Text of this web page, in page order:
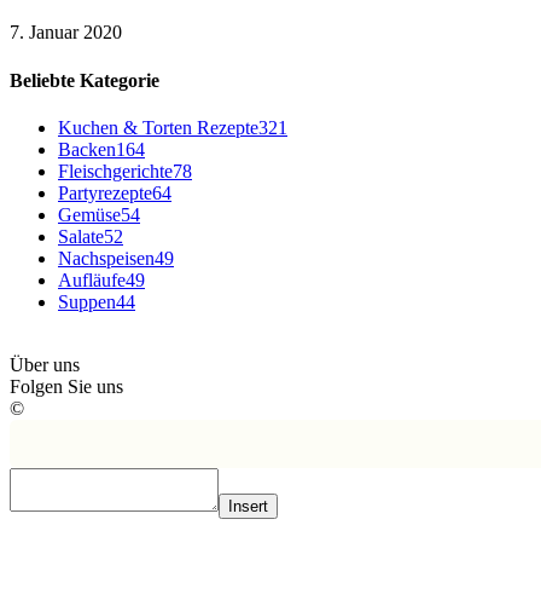
7. Januar 2020
Beliebte Kategorie
Kuchen & Torten Rezepte321
Backen164
Fleischgerichte78
Partyrezepte64
Gemüse54
Salate52
Nachspeisen49
Aufläufe49
Suppen44
Über uns
Folgen Sie uns
©
Insert